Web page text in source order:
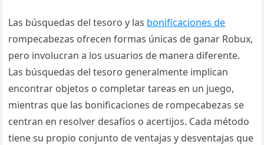
Las búsquedas del tesoro y las bonificaciones de
rompecabezas ofrecen formas únicas de ganar Robux,
pero involucran a los usuarios de manera diferente.
Las búsquedas del tesoro generalmente implican
encontrar objetos o completar tareas en un juego,
mientras que las bonificaciones de rompecabezas se
centran en resolver desafíos o acertijos. Cada método
tiene su propio conjunto de ventajas y desventajas que